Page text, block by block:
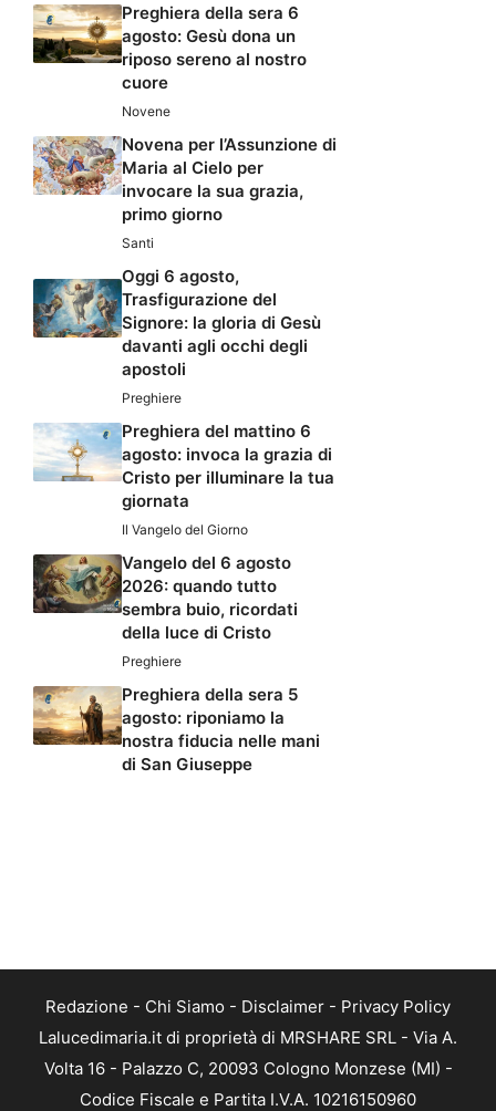
Preghiera della sera 6
agosto: Gesù dona un
riposo sereno al nostro
cuore
Novene
Novena per l’Assunzione di
Maria al Cielo per
invocare la sua grazia,
primo giorno
Santi
Oggi 6 agosto,
Trasfigurazione del
Signore: la gloria di Gesù
davanti agli occhi degli
apostoli
Preghiere
Preghiera del mattino 6
agosto: invoca la grazia di
Cristo per illuminare la tua
giornata
Il Vangelo del Giorno
Vangelo del 6 agosto
2026: quando tutto
sembra buio, ricordati
della luce di Cristo
Preghiere
Preghiera della sera 5
agosto: riponiamo la
nostra fiducia nelle mani
di San Giuseppe
Redazione - Chi Siamo - Disclaimer - Privacy Policy
Lalucedimaria.it di proprietà di MRSHARE SRL - Via A.
Volta 16 - Palazzo C, 20093 Cologno Monzese (MI) -
Codice Fiscale e Partita I.V.A. 10216150960